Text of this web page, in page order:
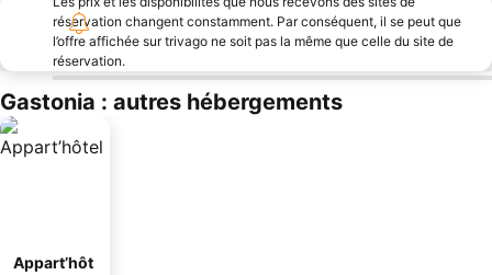
réservation changent constamment. Par conséquent, il se peut que
l’offre affichée sur trivago ne soit pas la même que celle du site de
réservation.
Gastonia : autres hébergements
Appart’hôt